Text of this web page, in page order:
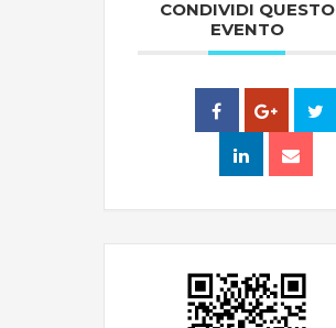
CONDIVIDI QUESTO
EVENTO